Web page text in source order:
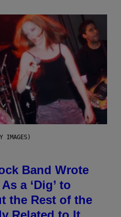
IMAGES)
Band Wrote
a ‘Dig’ to
the Rest of the